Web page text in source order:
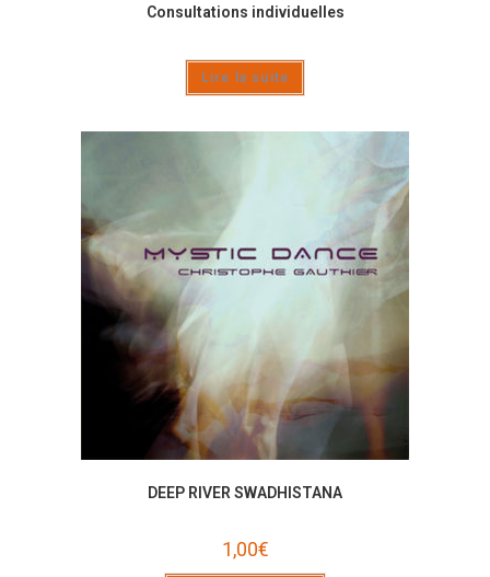
Consultations individuelles
Lire la suite
DEEP RIVER SWADHISTANA
1,00€